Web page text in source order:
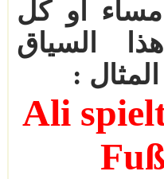
او كل
السياق
:
Ali